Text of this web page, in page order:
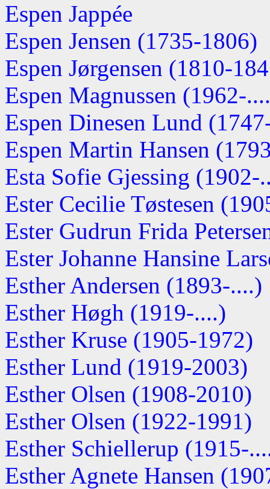
Espen Jappée
Espen Jensen (1735-1806)
Espen Jørgensen (1810-
Espen Magnussen (1962-
Espen Dinesen Lund
Espen Martin Hansen
Esta Sofie Gjessing (1902-
Ester Cecilie Tøstesen
Ester Gudrun Frida
Ester Johanne Hansine
Esther Andersen (1893-....)
Esther Høgh (1919-....)
Esther Kruse (1905-1972)
Esther Lund (1919-2003)
Esther Olsen (1908-2010)
Esther Olsen (1922-1991)
Esther Schiellerup (1915-
Esther Agnete Hansen